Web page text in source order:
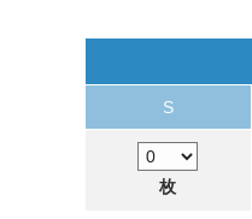
S
枚